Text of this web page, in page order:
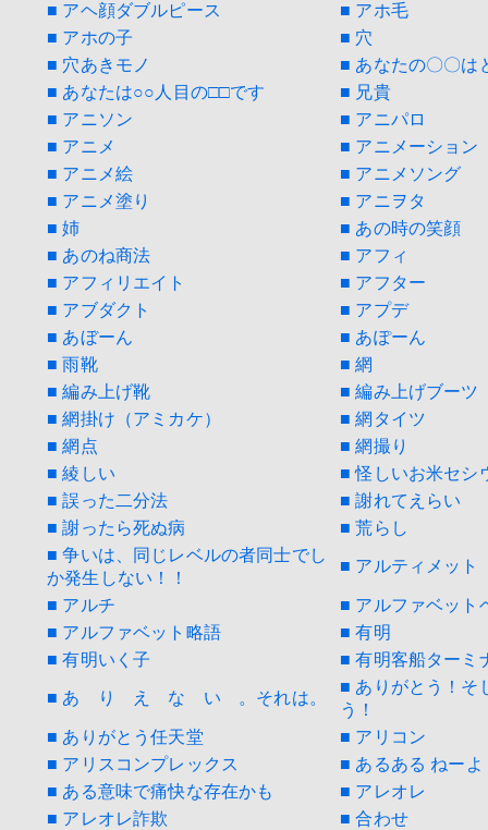
■ アヘ顔ダブルピース
■ アホ毛
■ アホの子
■ 穴
■ 穴あきモノ
■ あなたの〇〇は
■ あなたは○○人目の□□です
■ 兄貴
■ アニソン
■ アニパロ
■ アニメ
■ アニメーション
■ アニメ絵
■ アニメソング
■ アニメ塗り
■ アニヲタ
■ 姉
■ あの時の笑顔
■ あのね商法
■ アフィ
■ アフィリエイト
■ アフター
■ アブダクト
■ アプデ
■ あぼーん
■ あぽーん
■ 雨靴
■ 網
■ 編み上げ靴
■ 編み上げブーツ
■ 網掛け（アミカケ）
■ 網タイツ
■ 網点
■ 網撮り
■ 綾しい
■ 怪しいお米セシ
■ 誤った二分法
■ 謝れてえらい
■ 謝ったら死ぬ病
■ 荒らし
■ 争いは、同じレベルの者同士でし
か発生しない！！
■ アルティメット
■ アルチ
■ アルファベット
■ アルファベット略語
■ 有明
■ 有明いく子
■ 有明客船ターミ
■ あ り え な い 。それは。
■ ありがとう！そ
う！
■ ありがとう任天堂
■ アリコン
■ アリスコンプレックス
■ あるある ねーよ
■ ある意味で痛快な存在かも
■ アレオレ
■ アレオレ詐欺
■ 合わせ